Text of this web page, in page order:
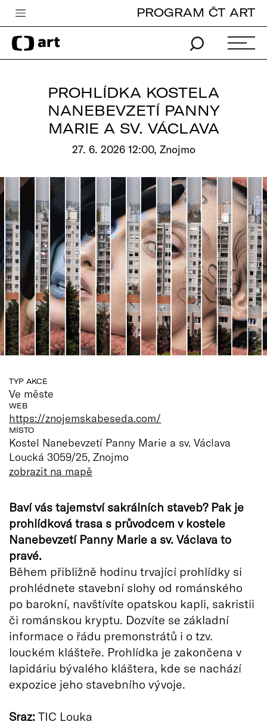
Česká televize
Zpravodajství
TV program
edu
Vše o ČT
PROGRAM ČT ART
PROHLÍDKA KOSTELA
NANEBEVZETÍ PANNY
MARIE A SV. VÁCLAVA
27. 6. 2026 12:00, Znojmo
TYP AKCE
Ve měste
WEB
https://znojemskabeseda.com/
MÍSTO
Kostel Nanebevzetí Panny Marie a sv. Václava
Loucká 3059/25, Znojmo
zobrazit na mapě
Baví vás tajemství sakrálních staveb? Pak je
prohlídková trasa s průvodcem v kostele
Nanebevzetí Panny Marie a sv. Václava to
pravé.
Během přibližně hodinu trvající prohlídky si
prohlédnete stavební slohy od románského
po barokní, navštívíte opatskou kapli, sakristii
či románskou kryptu. Dozvíte se základní
informace o řádu premonstrátů i o tzv.
louckém klášteře. Prohlídka je zakončena v
lapidáriu bývalého kláštera, kde se nachází
expozice jeho stavebního vývoje.
Sraz: TIC Louka